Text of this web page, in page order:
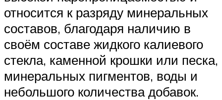
относится к разряду минеральных
составов, благодаря наличию в
своём составе жидкого калиевого
стекла, каменной крошки или песка,
минеральных пигментов, воды и
небольшого количества добавок.